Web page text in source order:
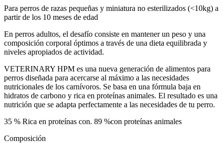
Para perros de razas pequeñas y miniatura no esterilizados (<10kg) a
partir de los 10 meses de edad
En perros adultos, el desafío consiste en mantener un peso y una
composición corporal óptimos a través de una dieta equilibrada y
niveles apropiados de actividad.
VETERINARY HPM es una nueva generación de alimentos para
perros diseñada para acercarse al máximo a las necesidades
nutricionales de los carnívoros. Se basa en una fórmula baja en
hidratos de carbono y rica en proteínas animales. El resultado es una
nutrición que se adapta perfectamente a las necesidades de tu perro.
35 % Rica en proteínas con. 89 %con proteínas animales
Composición